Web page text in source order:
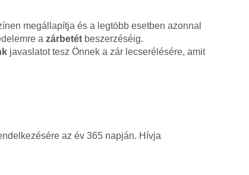
megállapítja és a legtöbb esetben azonnal
azárbetét beszerzéséig.
javaslatot tesz Önnek a zár lecserélésére, amit
az év 365 napján. Hívja